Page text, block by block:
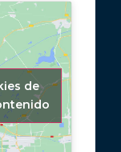
de